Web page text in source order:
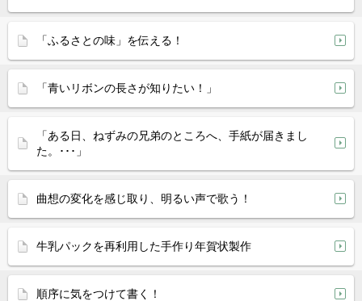
「ふるさとの味」を伝える！
「青いリボンの長さが知りたい！」
「ある日、ねずみの兄弟のところへ、手紙が届きまし
た。･･･」
曲想の変化を感じ取り、明るい声で歌う！
牛乳パックを再利用した手作り年賀状製作
順序に気をつけて書く！